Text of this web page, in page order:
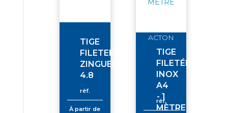
TIGE
FILETEE
ZINGUEE
4.8
réf.
À partir de
ACTON
TIGE
FILETÉE
INOX
A4
- 1
MÈTRE
réf.